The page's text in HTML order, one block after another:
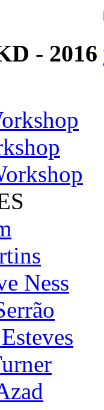
- 2016
Ness